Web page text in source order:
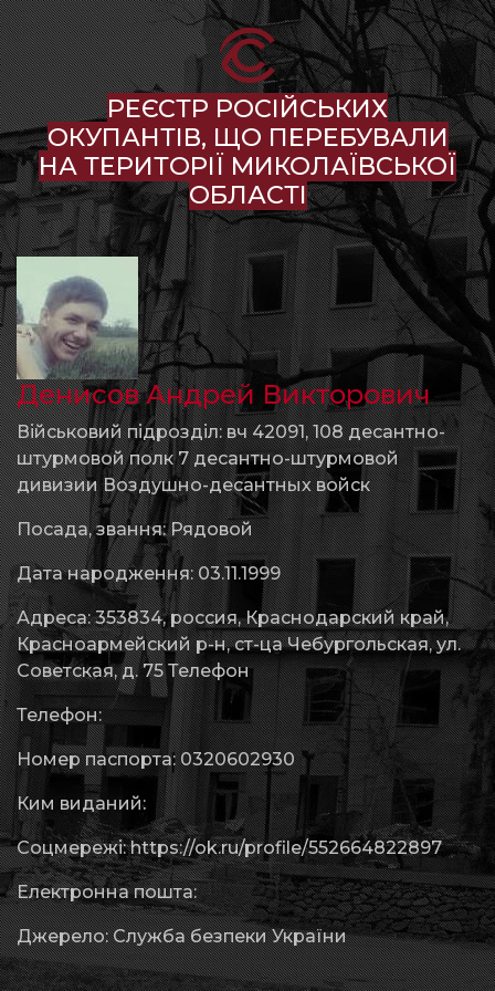
РЕЄСТР РОСІЙСЬКИХ
ОКУПАНТІВ, ЩО ПЕРЕБУВАЛИ
НА ТЕРИТОРІЇ МИКОЛАЇВСЬКОЇ
ОБЛАСТІ
Денисов Андрей Викторович
Військовий підрозділ: вч 42091, 108 десантно-
штурмовой полк 7 десантно-штурмовой
дивизии Воздушно-десантных войск
Посада, звання: Рядовой
Дата народження: 03.11.1999
Адреса: 353834, россия, Краснодарский край,
Красноармейский р-н, ст-ца Чебургольская, ул.
Советская, д. 75 Телефон
Телефон:
Номер паспорта: 0320602930
Ким виданий:
Соцмережі: https://ok.ru/profile/552664822897
Електронна пошта:
Джерело: Служба безпеки України